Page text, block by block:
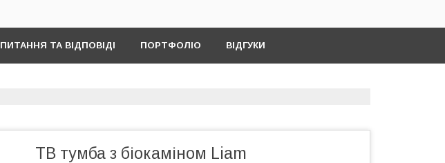
ПИТАННЯ ТА ВІДПОВІДІ ПОРТФОЛІО ВІДГУКИ
ТВ тумба з біокаміном Liam